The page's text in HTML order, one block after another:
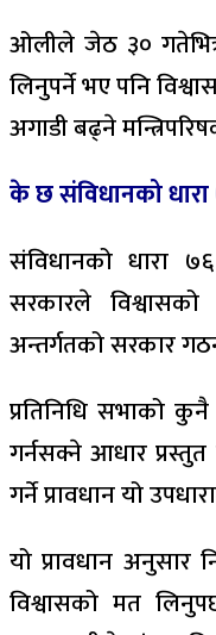
ओलीले जेठ ३० गतेभित्र
लिनुपर्ने भए पनि
अगाडी बढ्ने
के छ संविधानको
संविधानको धारा
सरकारले
अन्तर्गतको सरकार
प्रतिनिधि सभाको
गर्नसक्ने आधार प्रस्तुत
गर्ने प्रावधान यो
यो प्रावधान अनुसार
विश्वासको मत